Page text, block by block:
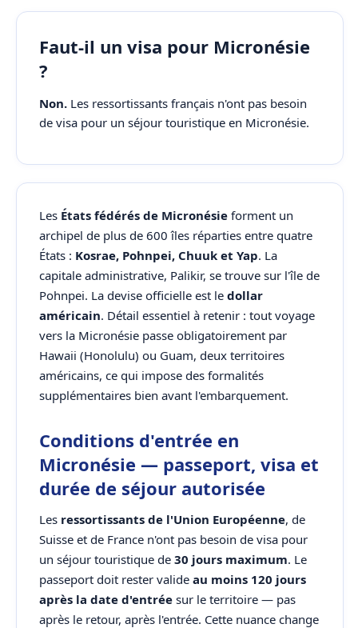
Faut-il un visa pour Micronésie
?
Non. Les ressortissants français n'ont pas besoin
de visa pour un séjour touristique en Micronésie.
Les États fédérés de Micronésie forment un
archipel de plus de 600 îles réparties entre quatre
États : Kosrae, Pohnpei, Chuuk et Yap. La
capitale administrative, Palikir, se trouve sur l'île de
Pohnpei. La devise officielle est le dollar
américain. Détail essentiel à retenir : tout voyage
vers la Micronésie passe obligatoirement par
Hawaii (Honolulu) ou Guam, deux territoires
américains, ce qui impose des formalités
supplémentaires bien avant l'embarquement.
Conditions d'entrée en
Micronésie — passeport, visa et
durée de séjour autorisée
Les ressortissants de l'Union Européenne, de
Suisse et de France n'ont pas besoin de visa pour
un séjour touristique de 30 jours maximum. Le
passeport doit rester valide au moins 120 jours
après la date d'entrée sur le territoire — pas
après le retour, après l'entrée. Cette nuance change